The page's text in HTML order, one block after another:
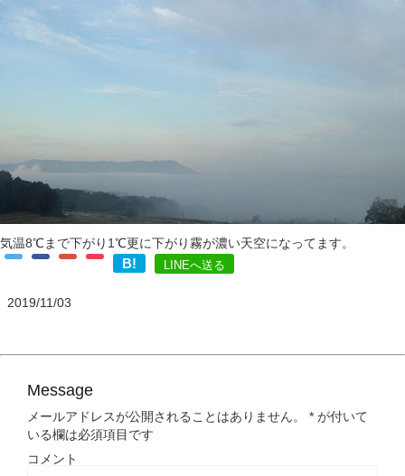
気温8℃まで下がり1℃更に下がり霧が濃い天空になってます。
B! LINEへ送る
2019/11/03
Message
メールアドレスが公開されることはありません。 * が付いて
いる欄は必須項目です
コメント